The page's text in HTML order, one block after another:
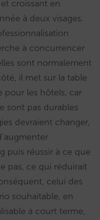
croissant en
à deux visages.
à concurrencer
sont normalement
il met sur la table
les hôtels, car
sont pas durables
devraient changer,
puis réussir à ce que
pas, ce qui réduirait
celui des
souhaitable, en
à court terme,